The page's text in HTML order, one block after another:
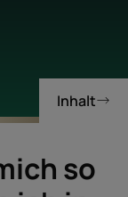
Inhalt
so